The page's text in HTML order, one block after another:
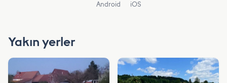
Android iOS
Yakın yerler